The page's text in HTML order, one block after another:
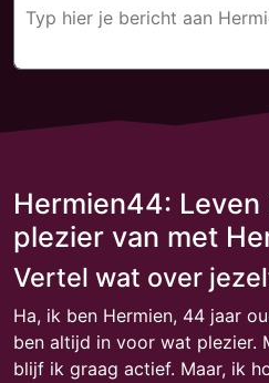
Hermien44:
plezier van met
Vertel wat over
Ha, ik ben Hermien, 44 jaar
ben altijd in voor wat plezier.
blijf ik graag actief. Maar, ik